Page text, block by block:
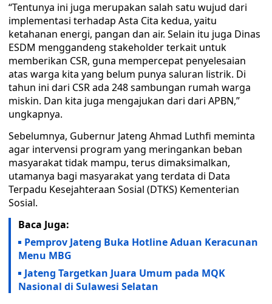
“Tentunya ini juga merupakan salah satu wujud dari
implementasi terhadap Asta Cita kedua, yaitu
ketahanan energi, pangan dan air. Selain itu juga Dinas
ESDM menggandeng stakeholder terkait untuk
memberikan CSR, guna mempercepat penyelesaian
atas warga kita yang belum punya saluran listrik. Di
tahun ini dari CSR ada 248 sambungan rumah warga
miskin. Dan kita juga mengajukan dari dari APBN,”
ungkapnya.
Sebelumnya, Gubernur Jateng Ahmad Luthfi meminta
agar intervensi program yang meringankan beban
masyarakat tidak mampu, terus dimaksimalkan,
utamanya bagi masyarakat yang terdata di Data
Terpadu Kesejahteraan Sosial (DTKS) Kementerian
Sosial.
Baca Juga:
Pemprov Jateng Buka Hotline Aduan Keracunan
Menu MBG
Jateng Targetkan Juara Umum pada MQK
Nasional di Sulawesi Selatan